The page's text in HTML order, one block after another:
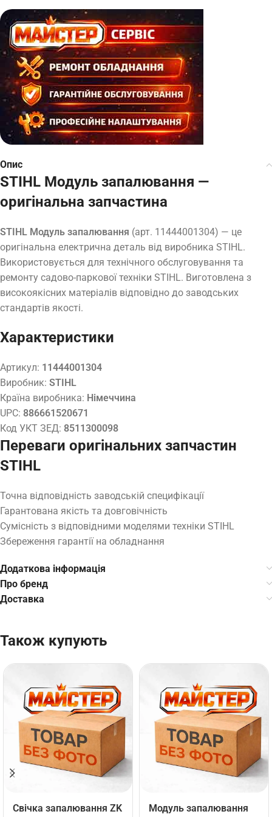
Опис
STIHL Модуль запалювання —
оригінальна запчастина
STIHL Модуль запалювання (арт. 11444001304) — це
оригінальна електрична деталь від виробника STIHL.
Використовується для технічного обслуговування та
ремонту садово-паркової техніки STIHL. Виготовлена з
високоякісних матеріалів відповідно до заводських
стандартів якості.
Характеристики
Артикул: 11444001304
Виробник: STIHL
Країна виробника: Німеччина
UPC: 886661520671
Код УКТ ЗЕД: 8511300098
Переваги оригінальних запчастин
STIHL
Точна відповідність заводській специфікації
Гарантована якість та довговічність
Сумісність з відповідними моделями техніки STIHL
Збереження гарантії на обладнання
Додаткова інформація
Про бренд
Доставка
Також купують
Свічка запалювання ZK
Модуль запалювання